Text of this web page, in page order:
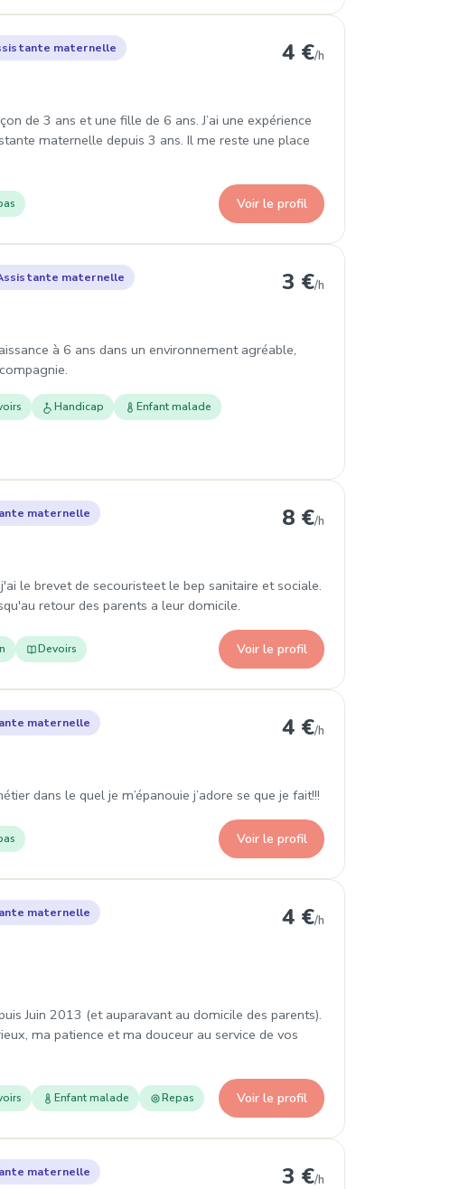
maternelle 4 €/h
de 3 ans et une fille de 6 ans. J’ai une expérience
maternelle depuis 3 ans. Il me reste une place
Voir le profil
à Dommartin
maternelle 3 €/h
à 6 ans dans un environnement agréable,
Handicap Enfant malade
maternelle 8 €/h
le brevet de secouristeet le bep sanitaire et sociale.
retour des parents a leur domicile.
Devoirs Voir le profil
maternelle 4 €/h
dans le quel je m’épanouie j’adore se que je fait!!!
Voir le profil
maternelle 4 €/h
Juin 2013 (et auparavant au domicile des parents).
ma patience et ma douceur au service de vos
Enfant malade Repas Voir le profil
maternelle 3 €/h